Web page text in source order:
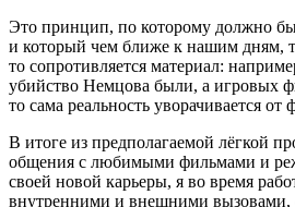
Это принцип, по которому должно
и который чем ближе к нашим дням,
то сопротивляется материал:
убийство Немцова были, а игровых
то сама реальность уворачивается от
В итоге из предполагаемой лёгкой
общения с любимыми фильмами и
своей новой карьеры, я во время
внутренними и внешними вызовами,